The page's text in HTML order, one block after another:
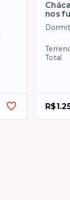
nos
Total